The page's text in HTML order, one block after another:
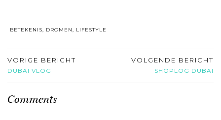
BETEKENIS, DROMEN, LIFESTYLE
VORIGE BERICHT
DUBAI VLOG
VOLGENDE BERICHT
SHOPLOG DUBAI
Comments